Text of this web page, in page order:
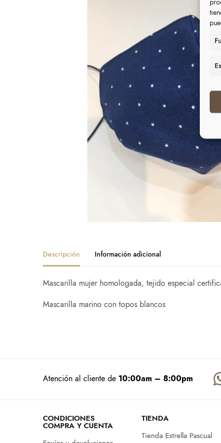
Descripción Información adicional
Mascarilla mujer homologada, tejido especial
Mascarilla marino con topos blancos
Atención al cliente de 10:00am – 8:00pm
CONDICIONES
COMPRA Y CUENTA
TIENDA
Tienda Estrella Pascual